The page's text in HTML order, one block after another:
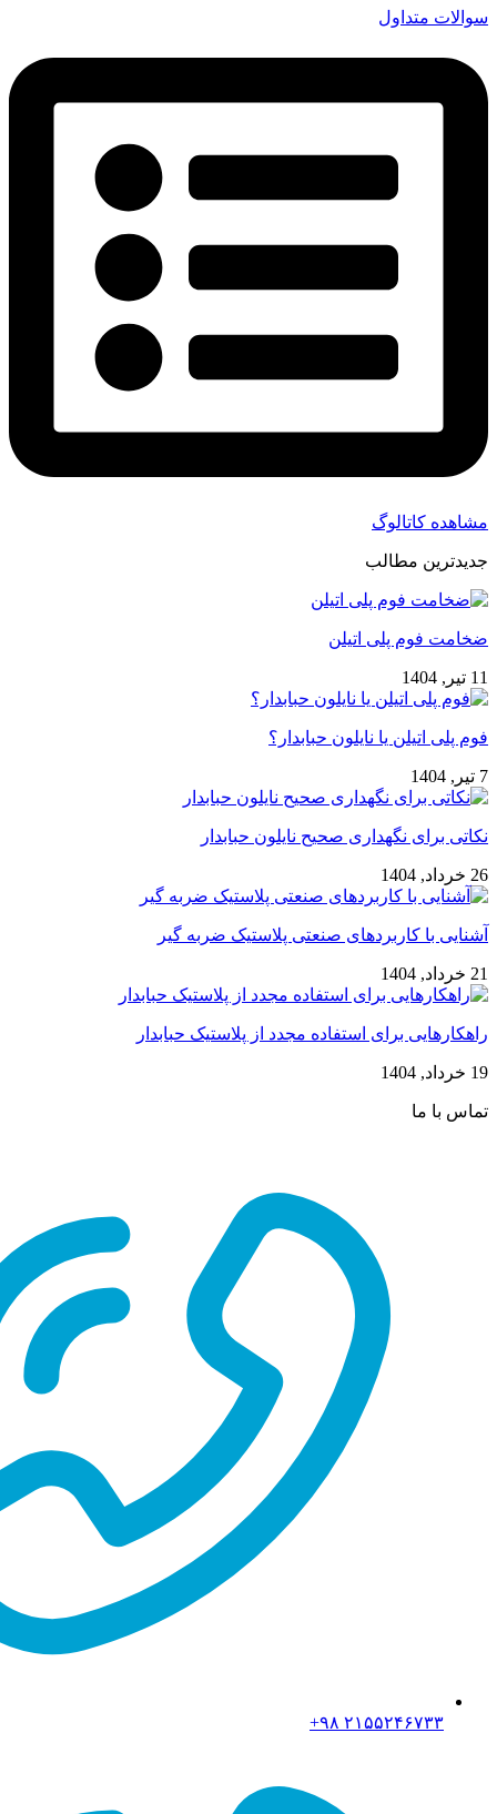
سوالات متداول
مشاهده کاتالوگ
جدیدترین مطالب
ضخامت فوم پلی اتیلن
11 تیر, 1404
فوم پلی اتیلن یا نایلون حبابدار؟
7 تیر, 1404
نکاتی برای نگهداری صحیح نایلون حبابدار
26 خرداد, 1404
آشنایی با کاربردهای صنعتی پلاستیک ضربه گیر
21 خرداد, 1404
راهکارهایی برای استفاده مجدد از پلاستیک حبابدار
19 خرداد, 1404
تماس با ما
۲۱۵۵۲۴۶۷۳۳ ۹۸+